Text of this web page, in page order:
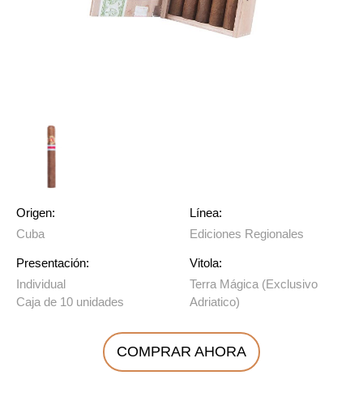
Origen:
Cuba
Presentación:
Individual
Caja de 10 unidades
Línea:
Ediciones Regionales
Vitola:
Terra Mágica (Exclusivo
Adriatico)
COMPRAR AHORA